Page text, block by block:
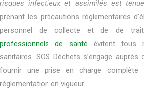
risques infectieux et assimilés est
prenant les précautions réglementaires
personnel de collecte et de de
professionnels de santé évitent tous
sanitaires. SOS Déchets s’engage
fournir une prise en charge complète
réglementation en vigueur.